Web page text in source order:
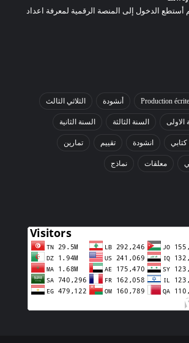
أستطع الدخول إلى المنصة الرقمية لمعرفة اعداد
Production écrite أنشودة الثلاثي الثالث
الاولى السنة الثالثة السنة الثانية
كتابي انشودة تقييم تمارين
معلقات نماذج